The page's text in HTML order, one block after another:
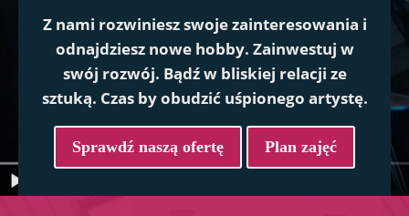
Z nami rozwiniesz swoje zainteresowania i
odnajdziesz nowe hobby. Zainwestuj w
swój rozwój. Bądź w bliskiej relacji ze
sztuką. Czas by obudzić uśpionego artystę.
Sprawdź naszą ofertę Plan zajęć